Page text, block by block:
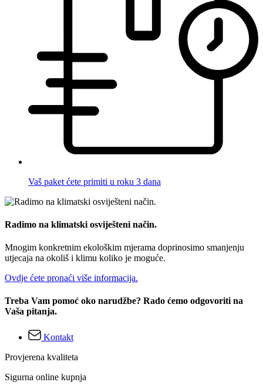
Vaš paket ćete primiti u roku 3 dana
Radimo na klimatski osviješteni način.
Mnogim konkretnim ekološkim mjerama doprinosimo smanjenju
utjecaja na okoliš i klimu koliko je moguće.
Ovdje ćete pronaći više informacija.
Treba Vam pomoć oko narudžbe? Rado ćemo odgovoriti na
Vaša pitanja.
Kontakt
Provjerena kvaliteta
Sigurna online kupnja